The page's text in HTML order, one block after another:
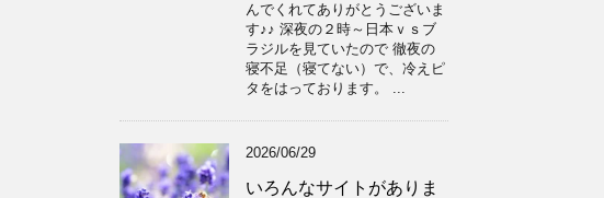
んでくれてありがとうございま
す♪♪ 深夜の２時～日本ｖｓブ
ラジルを見ていたので 徹夜の
寝不足（寝てない）で、冷えピ
タをはっております。 ...
2026/06/29
いろんなサイトがありま